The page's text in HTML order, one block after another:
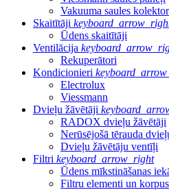
Vakuuma saules
Skaitītāji
Ūdens skaitītāji
Ventilācija
Rekuperātori
Kondicionieri
Electrolux
Viessmann
Dvieļu žāvētāji
RADOX dvieļu žāvētāji
Nerūsējošā tērauda
Dvieļu žāvētāju ventīļi
Filtri keyboard_arrow_right
Ūdens mīkstināšanas
Filtru elementi un